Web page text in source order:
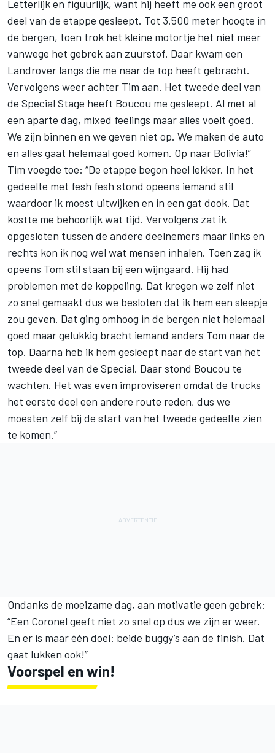
Letterlijk en figuurlijk, want hij heeft me ook een groot
deel van de etappe gesleept. Tot 3.500 meter hoogte in
de bergen, toen trok het kleine motortje het niet meer
vanwege het gebrek aan zuurstof. Daar kwam een
Landrover langs die me naar de top heeft gebracht.
Vervolgens weer achter Tim aan. Het tweede deel van
de Special Stage heeft Boucou me gesleept. Al met al
een aparte dag, mixed feelings maar alles voelt goed.
We zijn binnen en we geven niet op. We maken de auto
en alles gaat helemaal goed komen. Op naar Bolivia!”
Tim voegde toe: “De etappe begon heel lekker. In het
gedeelte met fesh fesh stond opeens iemand stil
waardoor ik moest uitwijken en in een gat dook. Dat
kostte me behoorlijk wat tijd. Vervolgens zat ik
opgesloten tussen de andere deelnemers maar links en
rechts kon ik nog wel wat mensen inhalen. Toen zag ik
opeens Tom stil staan bij een wijngaard. Hij had
problemen met de koppeling. Dat kregen we zelf niet
zo snel gemaakt dus we besloten dat ik hem een sleepje
zou geven. Dat ging omhoog in de bergen niet helemaal
goed maar gelukkig bracht iemand anders Tom naar de
top. Daarna heb ik hem gesleept naar de start van het
tweede deel van de Special. Daar stond Boucou te
wachten. Het was even improviseren omdat de trucks
het eerste deel een andere route reden, dus we
moesten zelf bij de start van het tweede gedeelte zien
te komen.”
Ondanks de moeizame dag, aan motivatie geen gebrek:
“Een Coronel geeft niet zo snel op dus we zijn er weer.
En er is maar één doel: beide buggy’s aan de finish. Dat
gaat lukken ook!”
Voorspel en win!